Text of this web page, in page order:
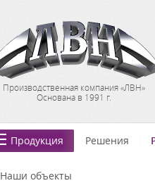
Производственная компания «ЛВН»
Основана в 1991 г.
Продукция Решения
Наши объекты